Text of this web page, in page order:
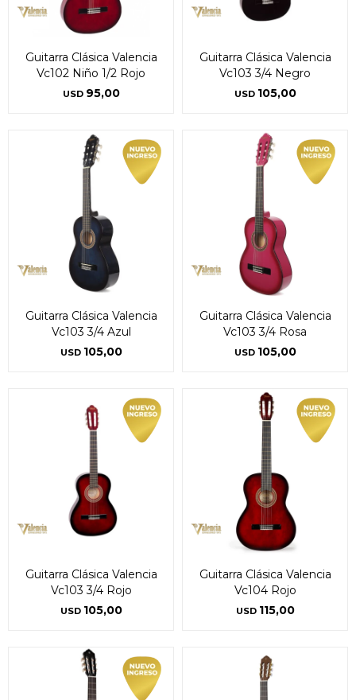
Guitarra Clásica Valencia
Vc102 Niño 1/2 Rojo
USD 95,00
Guitarra Clásica Valencia
Vc103 3/4 Negro
USD 105,00
Guitarra Clásica Valencia
Vc103 3/4 Azul
USD 105,00
Guitarra Clásica Valencia
Vc103 3/4 Rosa
USD 105,00
Guitarra Clásica Valencia
Vc103 3/4 Rojo
USD 105,00
Guitarra Clásica Valencia
Vc104 Rojo
USD 115,00
Fecha de nacimiento
Día Mes Año
Elegís Pago Después como metodo de pago
* sujeto a aprobación crediticia. El monto disponible
Fecha de nacimiento
Día Mes Año
Elegís Pago Después como metodo de pago
* sujeto a aprobación crediticia. El monto disponible